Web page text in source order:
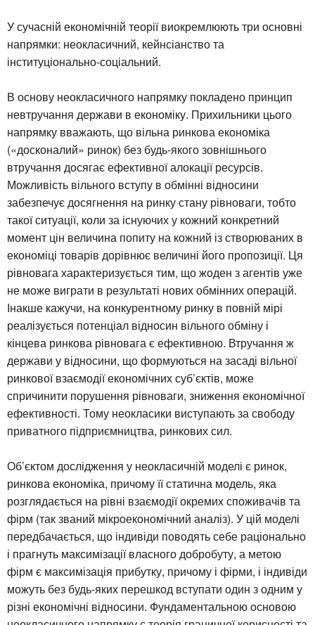
У сучасній економічній теорії виокремлюють три основні
напрямки: неокласичний, кейнсіанство та
інституціонально-соціальний.
В основу неокласичного напрямку покладено принцип
невтручання держави в економіку. Прихильники цього
напрямку вважають, що вільна ринкова економіка
(«досконалий» ринок) без будь-якого зовнішнього
втручання досягає ефективної алокації ресурсів.
Можливість вільного вступу в обмінні відносини
забезпечує досягнення на ринку стану рівноваги, тобто
такої ситуації, коли за існуючих у кожний конкретний
момент цін величина попиту на кожний із створюваних в
економіці товарів дорівнює величині його пропозиції. Ця
рівновага характеризується тим, що жоден з агентів уже
не може виграти в результаті нових обмінних операцій.
Інакше кажучи, на конкурентному ринку в повній мірі
реалізується потенціал відносин вільного обміну і
кінцева ринкова рівновага є ефективною. Втручання ж
держави у відносини, що формуються на засаді вільної
ринкової взаємодії економічних суб’єктів, може
спричинити порушення рівноваги, зниження економічної
ефективності. Тому неокласики виступають за свободу
приватного підприємництва, ринкових сил.
Об’єктом дослідження у неокласичній моделі є ринок,
ринкова економіка, причому її статична модель, яка
розглядається на рівні взаємодії окремих споживачів та
фірм (так званий мікроекономічний аналіз). У цій моделі
передбачається, що індивіди поводять себе раціонально
і прагнуть максимізації власного добробуту, а метою
фірм є максимізація прибутку, причому і фірми, і індивіди
можуть без будь-яких перешкод вступати один з одним у
різні економічні відносини. Фундаментальною основою